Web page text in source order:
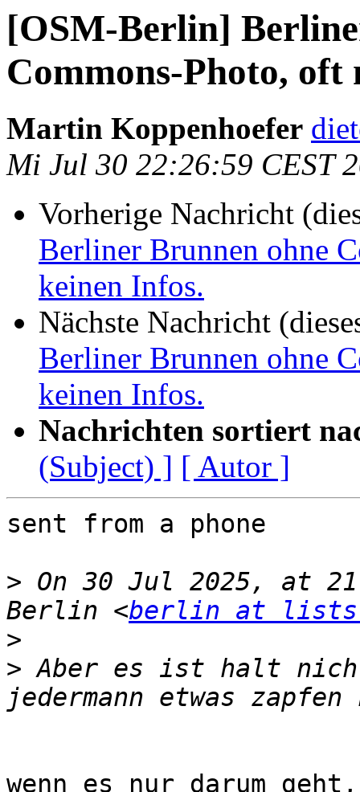
[OSM-Berlin]
Commons-Photo,
Martin Koppenhoefer
Mi Jul 30 22:26:59 CEST
Vorherige Nachricht
Berliner Brunnen ohne
keinen Infos.
Nächste Nachricht
Berliner Brunnen ohne
keinen Infos.
Nachrichten sortiert
(Subject) ] [ Autor ]
sent from a phone
> On 30 Jul 2025, at
Berlin <berlin at
>
> Aber es ist halt